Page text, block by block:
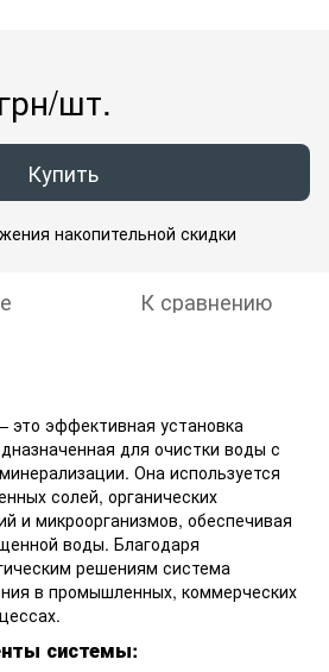
шт.
Купить
накопительной скидки
К сравнению
это эффективная установка
для очистки воды с
Она используется
солей, органических
и микроорганизмов, обеспечивая
воды. Благодаря
решениям система
в промышленных, коммерческих
системы: